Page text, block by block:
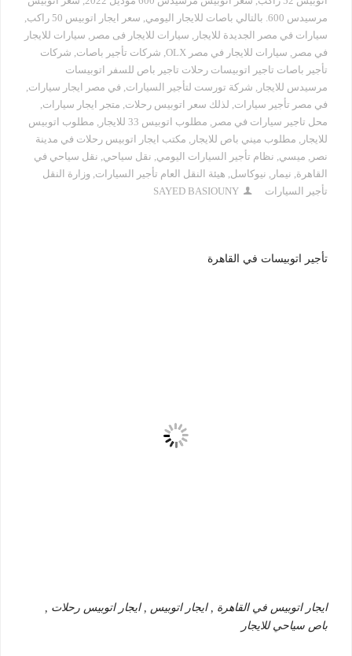
مرسيدس 600. بالتالي باصات للايجار اليومي
, سعر ايجار اتوبيس 50 راكب
,
سيارات في مصر الجديدة للايجار , سيارات للايجار فى مصر , سيارات للايجار
في مصر , سيارات للايجار في مصر OLX , شركات تأجير باصات, شركات
تأجير باصات تاجير اتوبيسات رحلات تاجير باص للسفر اتوبيسات
مرسيدس للايجار , شركة تورست لتأجير السيارات, في مصر ايجار سيارات,
في مصر تأجير سيارات, لذلك سعر اتوبيس رحلات, متجر ايجار سيارات,
محل تاجير سيارات في مصر , مطلوب اتوبيس 33 للايجار , مطلوب اتوبيس
للايجار , مطلوب ميني باص للايجار , مكتب ايجار اتوبيس رحلات في مدينة
نصر , ميسي, نظام تأجير السيارات اليومي, نقل سياحي, نقل سياحي في
القاهرة, نيمار , نيوكاسل, هيئة النقل العام تأجير السيارات, وزارة النقل
تأجير السيارات
SAYED BASIOUNY
تأجير اتوبيسات في القاهرة
ايجار اتوبيس في القاهرة , ايجار اتوبيس , ايجار اتوبيس رحلات ,
باص سياحي للايجار